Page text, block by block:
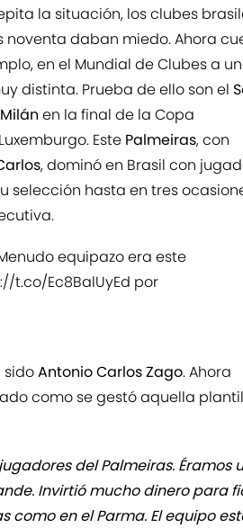
la situación, los clubes
daban miedo. Ahora
en el Mundial de Clubes a
distinta. Prueba de ello son el
Milán en la final de la Copa
Este Palmeiras, con
, dominó en Brasil con
selección hasta en tres
equipazo era este
t.co/Ec8BalUyEd por
sidoAntonio Carlos Zago. Ahora
como se gestó aquella
del Palmeiras. Éramos
Invirtió mucho dinero para
como en el Parma. El equipo